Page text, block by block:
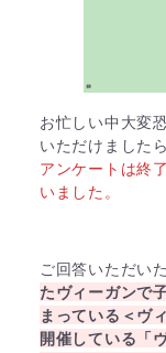
お忙しい中大変
いただけました
アンケートは終
いました。
ご回答いただい
たヴィーガンで
まっている＜ヴ
開催している「